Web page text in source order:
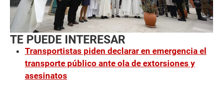
TE PUEDE INTERESAR
Transportistas piden declarar en emergencia el
transporte público ante ola de extorsiones y
asesinatos